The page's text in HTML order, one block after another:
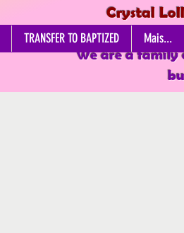
Crystal
We are a family
TRANSFER TO BAPTIZED Mais...